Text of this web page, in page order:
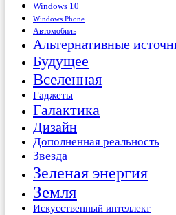
Windows 10
Windows Phone
Автомобиль
Альтернативные
Будущее
Вселенная
Гаджеты
Галактика
Дизайн
Дополненная реальность
Звезда
Зеленая энергия
Земля
Искусственный интеллект